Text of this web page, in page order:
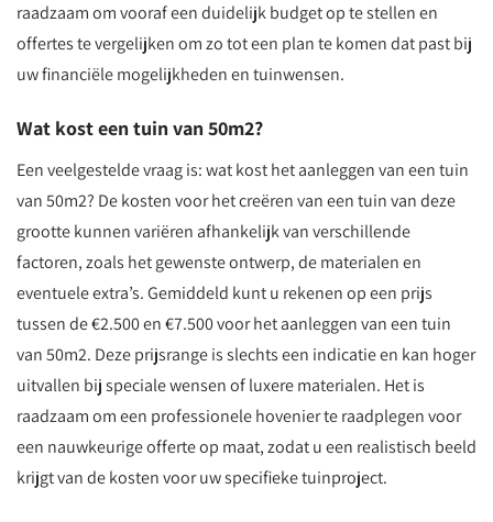
raadzaam om vooraf een duidelijk budget op te stellen en
offertes te vergelijken om zo tot een plan te komen dat past bij
uw financiële mogelijkheden en tuinwensen.
Wat kost een tuin van 50m2?
Een veelgestelde vraag is: wat kost het aanleggen van een tuin
van 50m2? De kosten voor het creëren van een tuin van deze
grootte kunnen variëren afhankelijk van verschillende
factoren, zoals het gewenste ontwerp, de materialen en
eventuele extra’s. Gemiddeld kunt u rekenen op een prijs
tussen de €2.500 en €7.500 voor het aanleggen van een tuin
van 50m2. Deze prijsrange is slechts een indicatie en kan hoger
uitvallen bij speciale wensen of luxere materialen. Het is
raadzaam om een professionele hovenier te raadplegen voor
een nauwkeurige offerte op maat, zodat u een realistisch beeld
krijgt van de kosten voor uw specifieke tuinproject.